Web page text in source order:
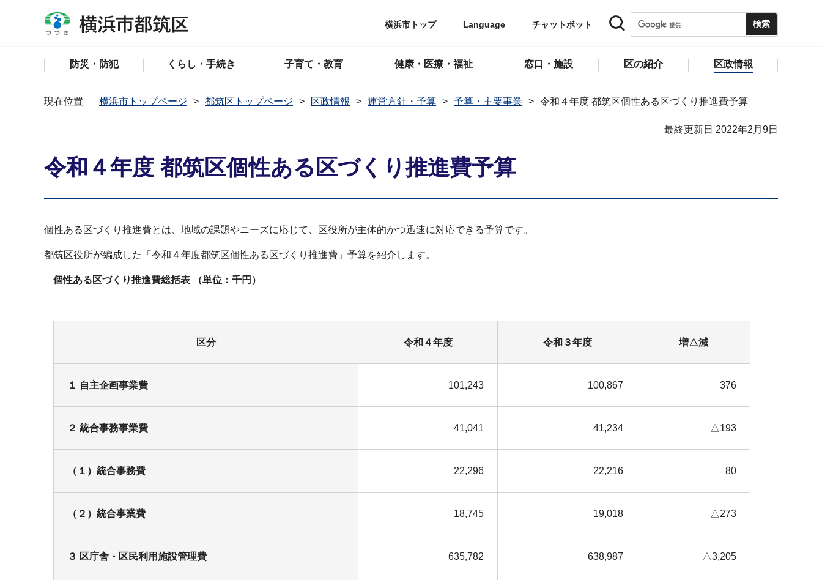
横浜市トップ Language チャットボット
防災・防犯 くらし・手続き 子育て・教育 健康・医療・福祉 窓口・施設 区の紹介 区政情報
現在位置 横浜市トップページ 都筑区トップページ 区政情報 運営方針・予算 予算・主要事業 令和４年度 都筑区個性ある区づくり推進費予算
最終更新日 2022年2月9日
令和４年度 都筑区個性ある区づくり推進費予算
個性ある区づくり推進費とは、地域の課題やニーズに応じて、区役所が主体的かつ迅速に対応できる予算です。
都筑区役所が編成した「令和４年度都筑区個性ある区づくり推進費」予算を紹介します。
個性ある区づくり推進費総括表 （単位：千円）
区分 令和４年度 令和３年度 増△減
１ 自主企画事業費 101,243 100,867 376
２ 統合事務事業費 41,041 41,234 △193
（１）統合事務費 22,296 22,216 80
（２）統合事業費 18,745 19,018 △273
３ 区庁舎・区民利用施設管理費 635,782 638,987 △3,205